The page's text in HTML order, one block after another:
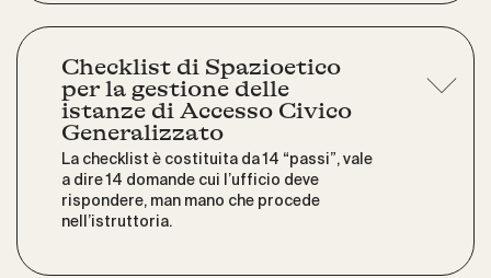
Checklist di Spazioetico
per la gestione delle
istanze di Accesso Civico
Generalizzato
La checklist è costituita da 14 “passi”, vale
a dire 14 domande cui l’ufficio deve
rispondere, man mano che procede
nell’istruttoria.